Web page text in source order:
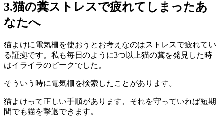
3.猫の糞ストレスで疲れてしまったあ
なたへ
猫よけに電気柵を使おうとお考えなのはストレスで疲れてい
る証拠です。私も毎日のように3つ以上猫の糞を発見した時
はイライラのピークでした。
そういう時に電気柵を検索したことがあります。
猫よけって正しい手順があります。それを守っていれば短期
間でも猫を撃退できます。